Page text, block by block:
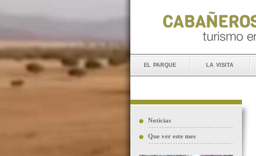
el parque la visita
Noticias
Que ver este mes